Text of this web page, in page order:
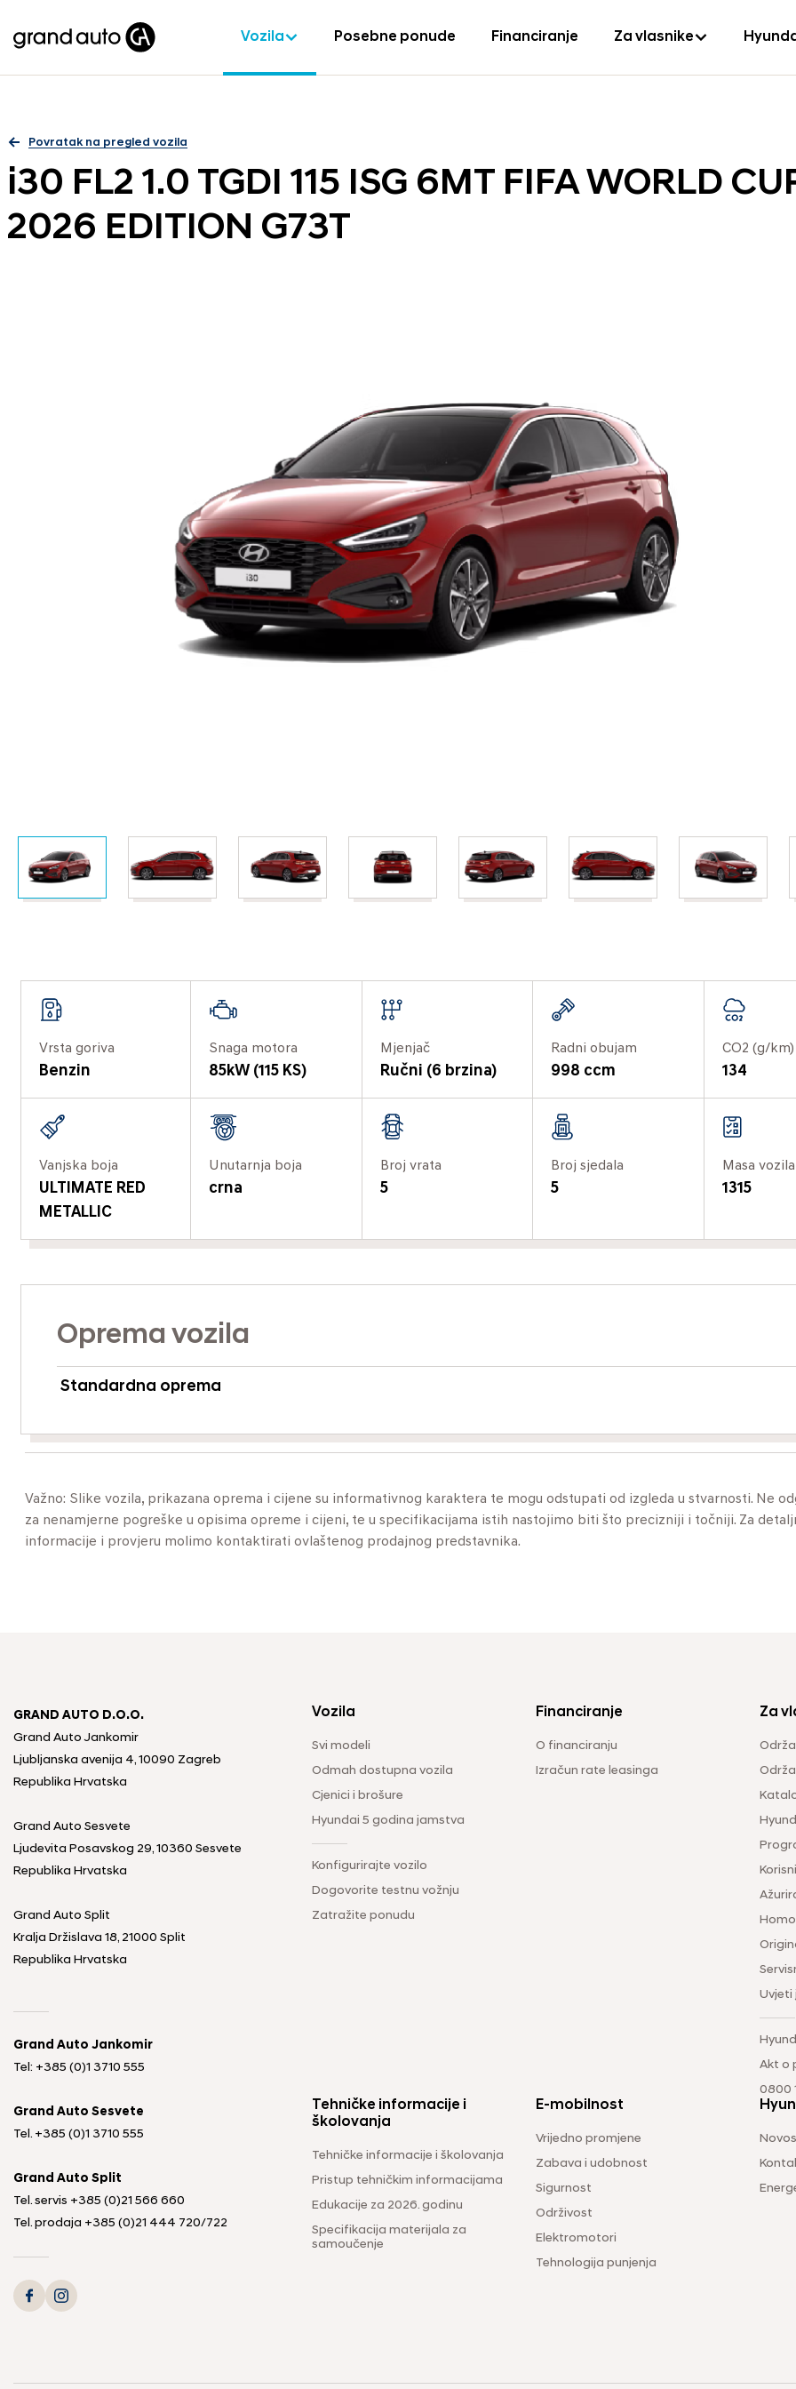
Vozila Posebne ponude Financiranje Za vlasnike
Povratak na pregled vozila
i30 FL2 1.0 TGDI 115 ISG 6MT FIFA WORLD
2026 EDITION G73T
Vrsta goriva
Benzin
Snaga motora
85kW (115 KS)
Mjenjač
Ručni (6 brzina)
Radni obujam
998 ccm
CO2 (g/km)
134
Vanjska boja
ULTIMATE RED
METALLIC
Unutarnja boja
crna
Broj vrata
5
Broj sjedala
5
Masa
1315
Oprema vozila
Standardna oprema
Važno: Slike vozila, prikazana oprema i cijene su informativnog karaktera te mogu odstupati od izgleda u stvarnosti. Ne
za nenamjerne pogreške u opisima opreme i cijeni, te u specifikacijama istih nastojimo biti što precizniji i točniji. Za
informacije i provjeru molimo kontaktirati ovlaštenog prodajnog predstavnika.
GRAND AUTO D.O.O.
Grand Auto Jankomir
Ljubljanska avenija 4, 10090 Zagreb
Republika Hrvatska
Grand Auto Sesvete
Ljudevita Posavskog 29, 10360 Sesvete
Republika Hrvatska
Grand Auto Split
Kralja Držislava 18, 21000 Split
Republika Hrvatska
Grand Auto Jankomir
Tel: +385 (0)1 3710 555
Grand Auto Sesvete
Tel. +385 (0)1 3710 555
Grand Auto Split
Tel. servis +385 (0)21 566 660
Tel. prodaja +385 (0)21 444 720/722
Vozila
Svi modeli
Odmah dostupna vozila
Cjenici i brošure
Hyundai 5 godina jamstva
Konfigurirajte vozilo
Dogovorite testnu vožnju
Zatražite ponudu
Financiranje
O financiranju
Izračun rate leasinga
Za
Uvjeti
Akt o
0800
Tehničke informacije i
školovanja
Tehničke informacije i školovanja
Pristup tehničkim informacijama
Edukacije za 2026. godinu
Specifikacija materijala za
samoučenje
E-mobilnost
Vrijedno promjene
Zabava i udobnost
Sigurnost
Održivost
Elektromotori
Tehnologija punjenja